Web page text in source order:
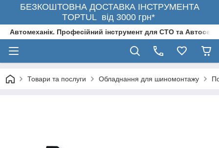
БЕЗКОШТОВНА ДОСТАВКА ІНСТРУМЕНТА
TOPTUL від 3000 грн*
Автомеханік. Професійний інструмент для СТО та
Товари та послуги Обладнання для шиномонтажу